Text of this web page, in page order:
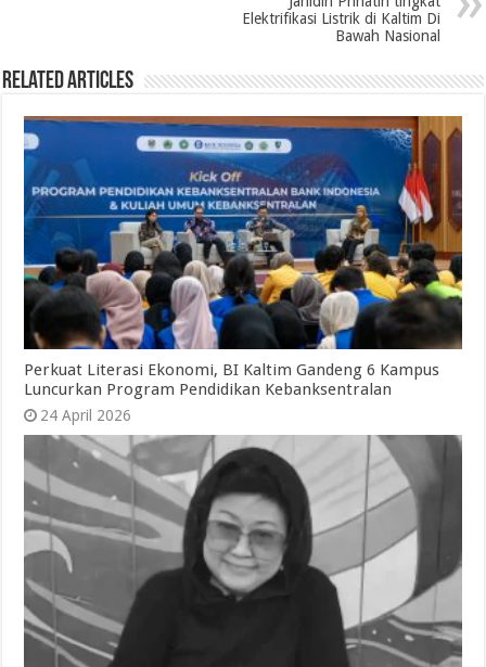
Elektrifikasi Listrik di Kaltim Di
Bawah Nasional
Related Articles
Perkuat Literasi Ekonomi, BI Kaltim Gandeng 6 Kampus
Luncurkan Program Pendidikan Kebanksentralan
24 April 2026